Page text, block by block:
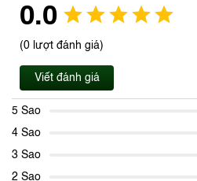
0.0
(0 lượt đánh giá)
Viết đánh giá
5 Sao
4 Sao
3 Sao
2 Sao